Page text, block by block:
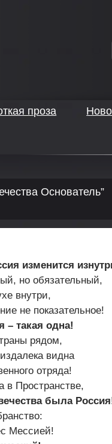
проза
Основатель”
изменится
но обязательный,
внутри,
не показательное!
– такая одна!
рядом,
видна
отряда!
в Пространстве,
была
Мессией!